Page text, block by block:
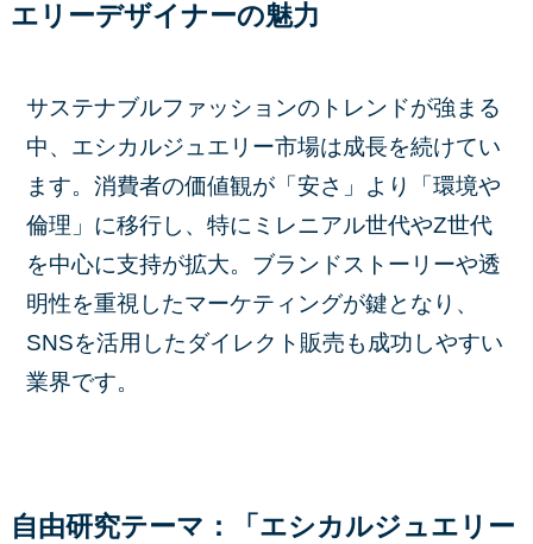
エリーデザイナーの魅力
サステナブルファッションのトレンドが強まる
中、エシカルジュエリー市場は成長を続けてい
ます。消費者の価値観が「安さ」より「環境や
倫理」に移行し、特にミレニアル世代やZ世代
を中心に支持が拡大。ブランドストーリーや透
明性を重視したマーケティングが鍵となり、
SNSを活用したダイレクト販売も成功しやすい
業界です。
自由研究テーマ：「エシカルジュエリー